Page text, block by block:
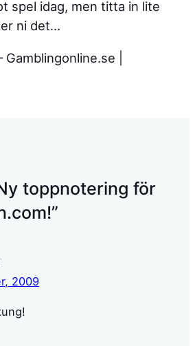
spel idag, men titta in lite
ni det…
Gamblingonline.se |
toppnotering för
2009